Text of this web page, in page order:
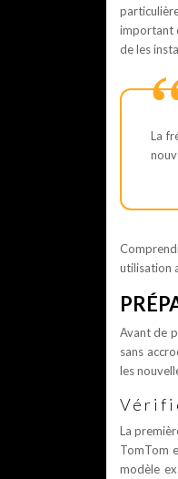
important
de les
La
utilisation
Avant de
sans
les
La
TomTom
modèle